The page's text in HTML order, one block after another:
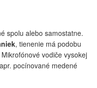
spolu alebo samostatne.
, tienenie má podobu
vodiče vysokej
pocínované medené